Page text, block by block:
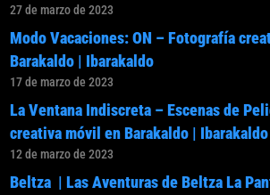
27 de marzo de 2023
Modo Vacaciones: ON – Fotografía
Barakaldo | Ibarakaldo
17 de marzo de 2023
La Ventana Indiscreta – Escenas de
creativa móvil en Barakaldo | Ibarakaldo
12 de marzo de 2023
Beltza | Las Aventuras de Beltza La